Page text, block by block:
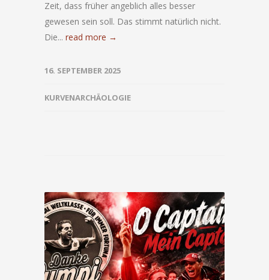
Zeit, dass früher angeblich alles besser
gewesen sein soll. Das stimmt natürlich nicht.
Die... read more →
16. SEPTEMBER 2025
KURVENARCHÄOLOGIE